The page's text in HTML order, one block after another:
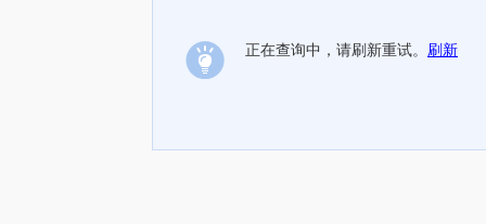
正在查询中，请刷新重试。 刷新